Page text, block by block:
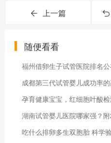
上一篇
随便看看
成都第三代试管婴儿成功率
孕育健康宝宝，红细胞叶酸
吃什么排卵多生双胞胎 科学